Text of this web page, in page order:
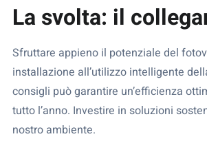
La svolta: il
Sfruttare appieno il potenziale del
installazione all’utilizzo intelligente
consigli può garantire un’efficienza
tutto l’anno. Investire in soluzioni
nostro ambiente.